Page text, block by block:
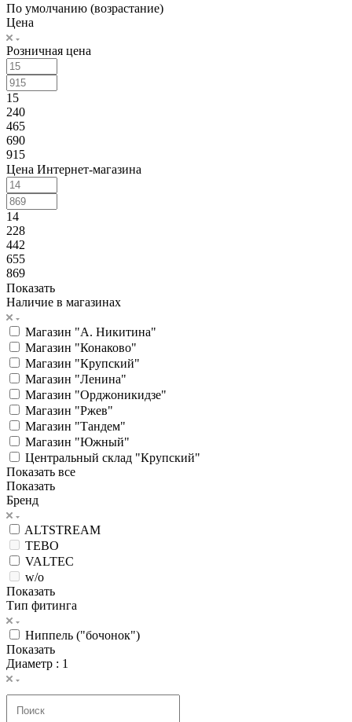
По умолчанию (возрастание)
Цена
Розничная цена
15
240
465
690
915
Цена Интернет-магазина
14
228
442
655
869
Показать
Наличие в магазинах
Магазин "А. Никитина"
Магазин "Конаково"
Магазин "Крупский"
Магазин "Ленина"
Магазин "Орджоникидзе"
Магазин "Ржев"
Магазин "Тандем"
Магазин "Южный"
Центральный склад "Крупский"
Показать все
Показать
Бренд
ALTSTREAM
TEBO
VALTEC
w/o
Показать
Тип фитинга
Ниппель ("бочонок")
Показать
Диаметр : 1